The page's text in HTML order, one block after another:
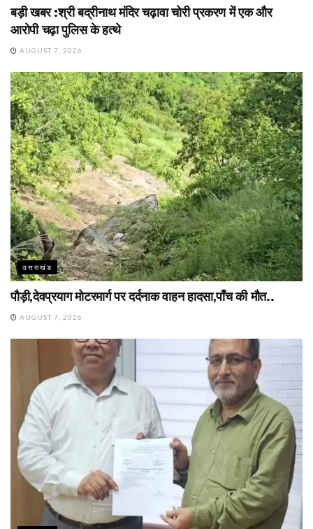
बड़ी खबर :श्री बद्रीनाथ मंदिर चढ़ावा चोरी प्रकरण में एक और
आरोपी चढ़ा पुलिस के हत्थे
AUGUST 7, 2026
उत्तराखंड
पौड़ी,देवप्रयाग मोटरमार्ग पर दर्दनाक वाहन हादसा,पाँच की मौत..
AUGUST 7, 2026